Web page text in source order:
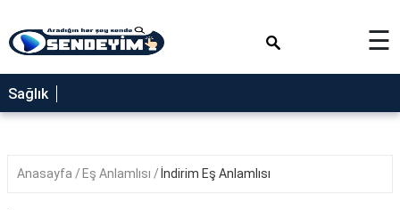
SAĞLIK
NEDİR
YEMEK
☰
Sağlık
Anasayfa Eş Anlamlısı İndirim Eş Anlamlısı